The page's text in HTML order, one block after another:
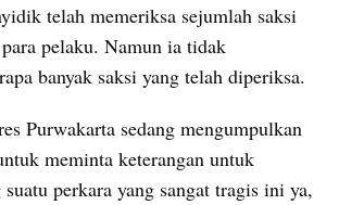
telah memeriksa sejumlah saksi
pelaku. Namun ia tidak
banyak saksi yang telah diperiksa.
Purwakarta sedang mengumpulkan
meminta keterangan untuk
perkara yang sangat tragis ini ya,